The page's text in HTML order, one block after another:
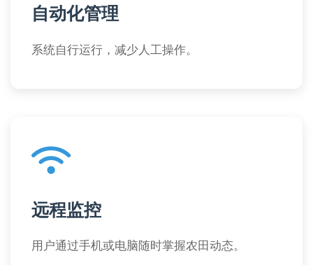
自动化管理
系统自行运行，减少人工操作。
远程监控
用户通过手机或电脑随时掌握农田动态。